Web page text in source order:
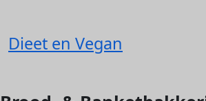
Dieet en Vegan